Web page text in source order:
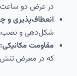
در عرض دو ساعت
انعطاف‌پذیری
شکل‌دهی و نصب،
مقاومت مکانیکی:
که در معرض